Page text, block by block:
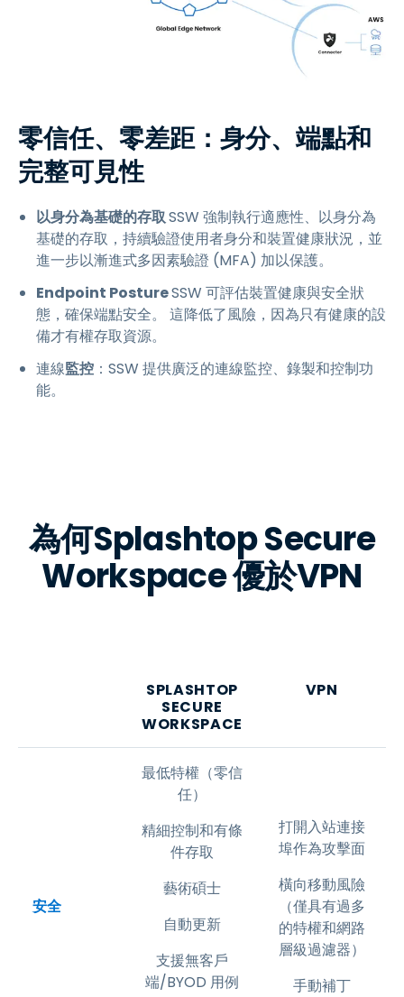
零信任、零差距：身分、端點和
完整可見性
以身分為基礎的存取SSW 強制執行適應性、以身分為
基礎的存取，持續驗證使用者身分和裝置健康狀況，並
進一步以漸進式多因素驗證 (MFA) 加以保護。
Endpoint PostureSSW 可評估裝置健康與安全狀
態，確保端點安全。 這降低了風險，因為只有健康的設
備才有權存取資源。
連線監控 ：SSW 提供廣泛的連線監控、錄製和控制功
能。
為何Splashtop Secure
Workspace 優於VPN
SPLASHTOP
SECURE
WORKSPACE
VPN
安全
最低特權（零信
任）
精細控制和有條
件存取
藝術碩士
自動更新
支援無客戶
端/BYOD 用例
打開入站連接
埠作為攻擊面
橫向移動風險
（僅具有過多
的特權和網路
層級過濾器）
手動補丁